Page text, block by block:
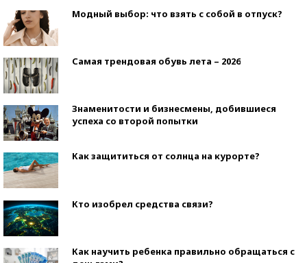
Модный выбор: что взять с собой в отпуск?
Самая трендовая обувь лета – 2026
Знаменитости и бизнесмены, добившиеся
успеха со второй попытки
Как защититься от солнца на курорте?
Кто изобрел средства связи?
Как научить ребенка правильно обращаться с